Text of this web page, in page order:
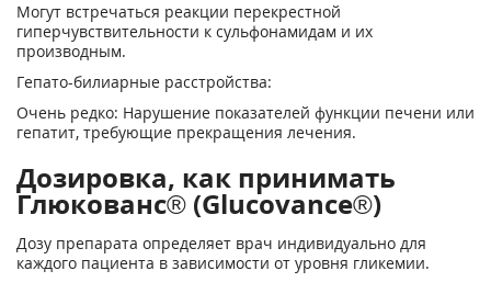
Могут встречаться реакции перекрестной
гиперчувствительности к сульфонамидам и их
производным.
Гепато-билиарные расстройства:
Очень редко: Нарушение показателей функции печени или
гепатит, требующие прекращения лечения.
Дозировка, как принимать
Глюкованс® (Glucovance®)
Дозу препарата определяет врач индивидуально для
каждого пациента в зависимости от уровня гликемии.